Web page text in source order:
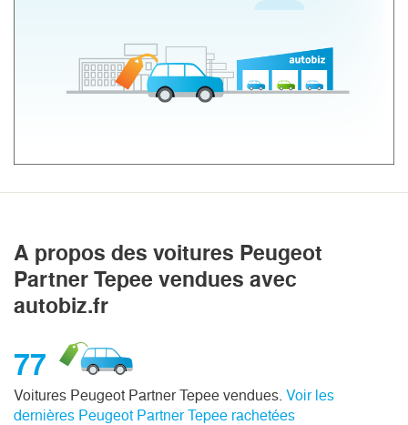
A propos des voitures Peugeot
Partner Tepee vendues avec
autobiz.fr
77
Voitures Peugeot Partner Tepee vendues. Voir les
dernières Peugeot Partner Tepee rachetées